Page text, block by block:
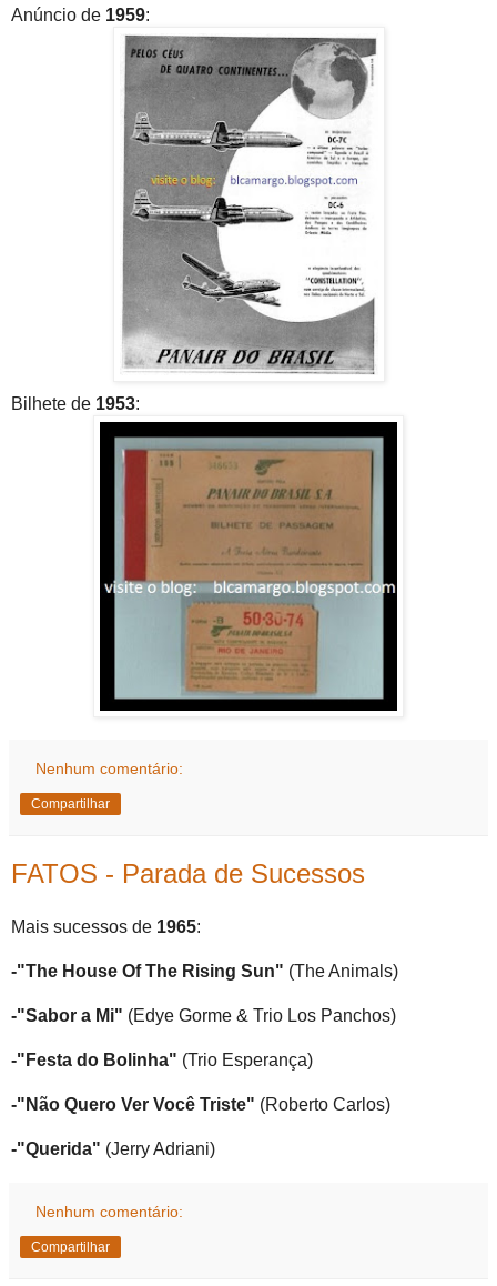
Anúncio de 1959:
Bilhete de 1953:
Nenhum comentário:
Compartilhar
FATOS - Parada de Sucessos
Mais sucessos de 1965:
-"The House Of The Rising Sun" (The Animals)
-"Sabor a Mi" (Edye Gorme & Trio Los Panchos)
-"Festa do Bolinha" (Trio Esperança)
-"Não Quero Ver Você Triste" (Roberto Carlos)
-"Querida" (Jerry Adriani)
Nenhum comentário:
Compartilhar